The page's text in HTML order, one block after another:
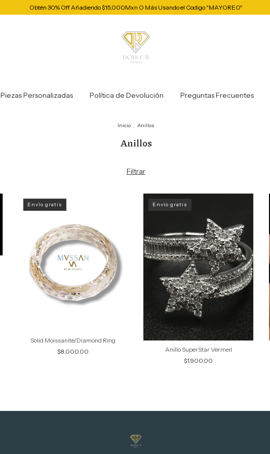
Obtén 30% Off Añadiendo $15,000Mxn O Más Usando el Codigo "MAYOREO"
Piezas Personalizadas Política de Devolución Preguntas Frecuentes
Inicio . Anillos
Anillos
Filtrar
Envío gratis
Solid Moissanite/Diamond Ring
$8,000.00
Envío gratis
Anillo SuperStar Vermeil
$1,900.00